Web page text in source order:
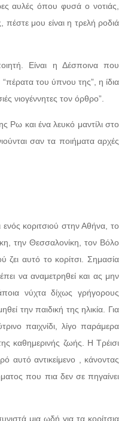
αυλές όπου φυσά ο νοτιάς,
μου είναι η τρελή ροδιά
Είναι η Δέσποινα που
του ύπνου της”, η ίδια
νιογέννητες τον όρθρο”.
Ρω και ένα λευκό μαντίλι στο
σαν τα ποιήματα αρχές
ενός κοριτσιού στην Αθήνα, το
την Θεσσαλονίκη, τον Βόλο
ζει αυτό το κορίτσι. Σημασία
να αναμετρηθεί και ας μην
νύχτα δίχως γρήγορους
την παιδική της ηλικία. Για
παιχνίδι, λίγο παράμερα
καθημερινής ζωής. Η Τρέισι
αυτό αντικείμενο , κάνοντας
που πια δεν σε πηγαίνει
μια ωδή για τα κορίτσια